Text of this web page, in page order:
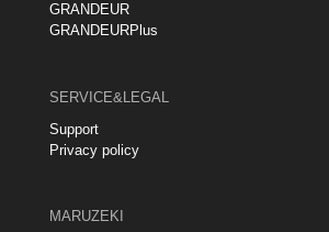
GRANDEUR
GRANDEURPlus
SERVICE&LEGAL
Support
Privacy policy
MARUZEKI